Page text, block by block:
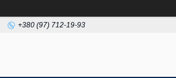
+380 (97) 712-19-93